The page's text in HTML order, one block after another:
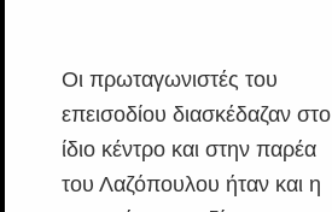
Οι πρωταγωνιστές του
επεισοδίου διασκέδαζαν στο
ίδιο κέντρο και στην παρέα
του Λαζόπουλου ήταν και η